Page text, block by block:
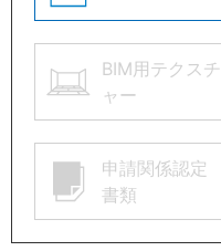
BIM用テクスチ
ャー
申請関係認定
書類